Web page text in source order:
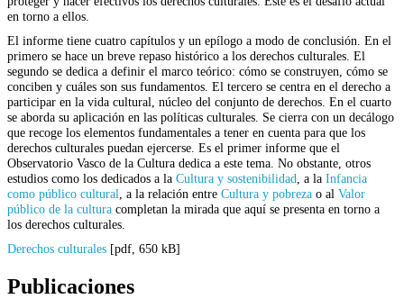
en torno a ellos.
El informe tiene cuatro capítulos y un epílogo a modo de conclusión. En el
primero se hace un breve repaso histórico a los derechos culturales. El
segundo se dedica a definir el marco teórico: cómo se construyen, cómo se
conciben y cuáles son sus fundamentos. El tercero se centra en el derecho a
participar en la vida cultural, núcleo del conjunto de derechos. En el cuarto
se aborda su aplicación en las políticas culturales. Se cierra con un decálogo
que recoge los elementos fundamentales a tener en cuenta para que los
derechos culturales puedan ejercerse. Es el primer informe que el
Observatorio Vasco de la Cultura dedica a este tema. No obstante, otros
estudios como los dedicados a la Cultura y sostenibilidad , a la Infancia
como público cultural , a la relación entre Cultura y pobreza o al Valor
público de la cultura completan la mirada que aquí se presenta en torno a
los derechos culturales.
Derechos culturales [pdf, 650 kB]
Publicaciones